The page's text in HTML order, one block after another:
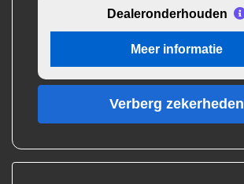
Dealeronderhouden
Meer informatie
Verberg zekerheden